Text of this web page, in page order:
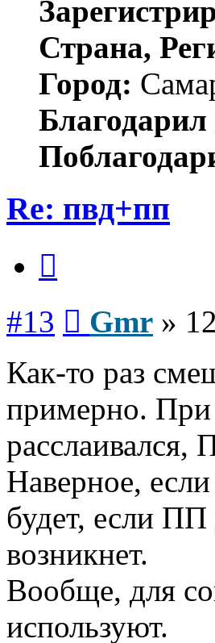
Страна,
Город:
Благодарил
Re: пвд+пп
#13 Gmr »
Как-то раз
примерно. При
расслаивался,
Наверное,
будет, если
возникнет.
Вообще, для
используют.